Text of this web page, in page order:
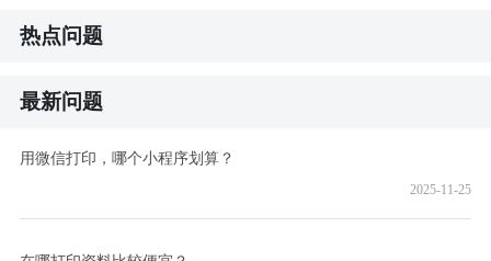
热点问题
最新问题
用微信打印，哪个小程序划算？
2025-11-25